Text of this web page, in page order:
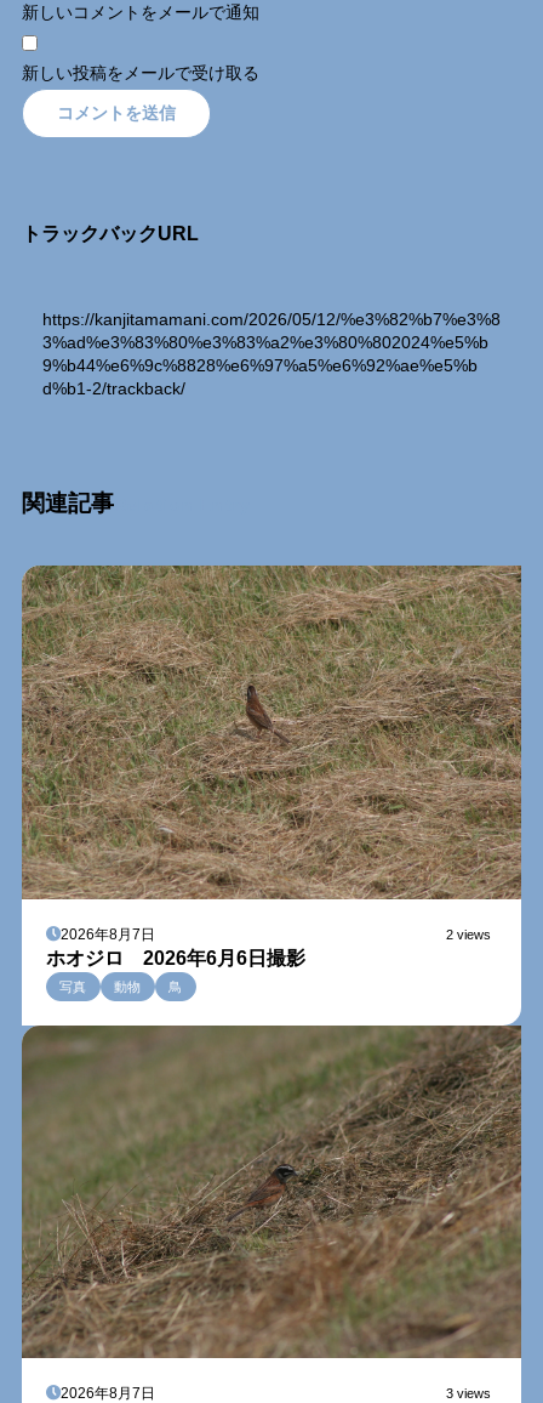
新しいコメントをメールで通知
新しい投稿をメールで受け取る
トラックバックURL
https://kanjitamamani.com/2026/05/12/%e3%82%b7%e3%8
3%ad%e3%83%80%e3%83%a2%e3%80%802024%e5%b
9%b44%e6%9c%8828%e6%97%a5%e6%92%ae%e5%b
d%b1-2/trackback/
関連記事Relation Entry
2026年8月7日 2 views
ホオジロ 2026年6月6日撮影
写真 動物 鳥
2026年8月7日 3 views